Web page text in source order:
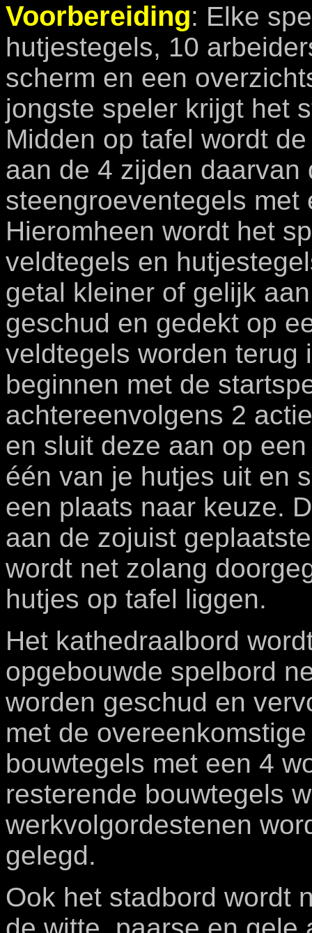
Voorbereiding: Elke
hutjestegels, 10
scherm en een
jongste speler krijgt het
Midden op tafel wordt
aan de 4 zijden
steengroeventegels
Hieromheen wordt het
veldtegels en
getal kleiner of gelijk
geschud en gedekt op
veldtegels worden terug
beginnen met de
achtereenvolgens 2
en sluit deze aan op
één van je hutjes uit en
een plaats naar keuze.
aan de zojuist
wordt net zolang
hutjes op tafel liggen.
Het kathedraalbord
opgebouwde spelbord
worden geschud en
met de
bouwtegels met een 4
resterende bouwtegels
werkvolgordestenen
gelegd.
Ook het stadbord wordt